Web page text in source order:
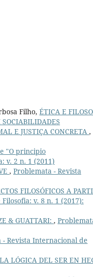
Filho, ÉTICA E
SOCIABILIDADES
E JUSTIÇA CONCRETA ,
"O principio
v. 2 n. 1 (2011)
, Problemata - Revista
FILOSÓFICOS A
v. 8 n. 1 (2017):
& GUATTARI: ,
- Revista Internacional de
LÓGICA DEL SER EN